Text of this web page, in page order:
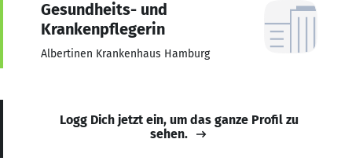
Gesundheits- und
Krankenpflegerin
Albertinen Krankenhaus Hamburg
Logg Dich jetzt ein, um das ganze Profil zu
sehen.